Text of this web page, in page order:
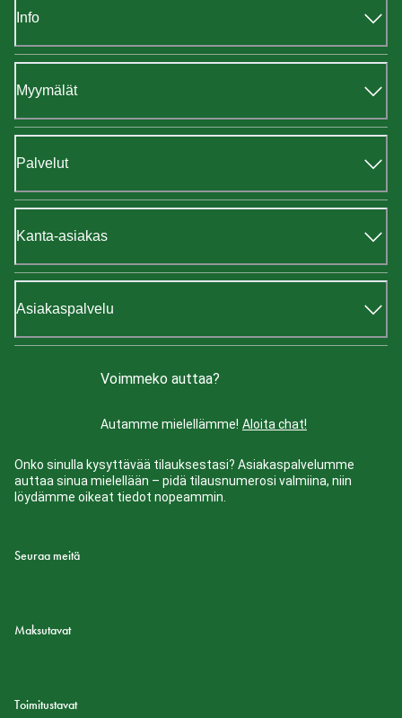
Info
Myymälät
Palvelut
Kanta-asiakas
Asiakaspalvelu
Voimmeko auttaa?
Autamme mielellämme! Aloita chat!
Onko sinulla kysyttävää tilauksestasi? Asiakaspalvelumme
auttaa sinua mielellään – pidä tilausnumerosi valmiina, niin
löydämme oikeat tiedot nopeammin.
Seuraa meitä
Maksutavat
Toimitustavat